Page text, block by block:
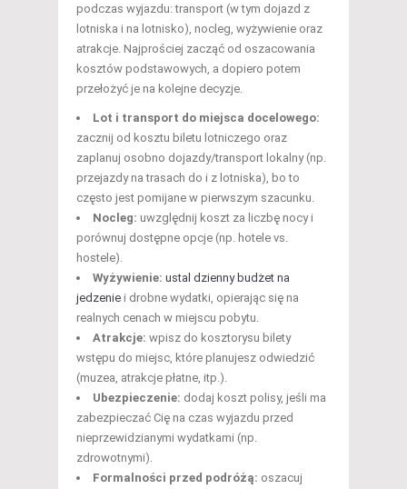
podczas wyjazdu: transport (w tym dojazd z
lotniska i na lotnisko), nocleg, wyżywienie oraz
atrakcje. Najprościej zacząć od oszacowania
kosztów podstawowych, a dopiero potem
przełożyć je na kolejne decyzje.
Lot i transport do miejsca docelowego:
zacznij od kosztu biletu lotniczego oraz
zaplanuj osobno dojazdy/transport lokalny (np.
przejazdy na trasach do i z lotniska), bo to
często jest pomijane w pierwszym szacunku.
Nocleg: uwzględnij koszt za liczbę nocy i
porównuj dostępne opcje (np. hotele vs.
hostele).
Wyżywienie: ustal dzienny budżet na
jedzenie i drobne wydatki, opierając się na
realnych cenach w miejscu pobytu.
Atrakcje: wpisz do kosztorysu bilety
wstępu do miejsc, które planujesz odwiedzić
(muzea, atrakcje płatne, itp.).
Ubezpieczenie: dodaj koszt polisy, jeśli ma
zabezpieczać Cię na czas wyjazdu przed
nieprzewidzianymi wydatkami (np.
zdrowotnymi).
Formalności przed podróżą: oszacuj